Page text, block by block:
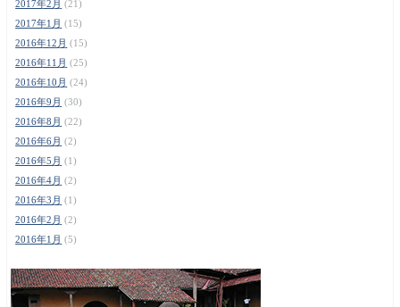
2017年2月 (21)
2017年1月 (15)
2016年12月 (15)
2016年11月 (25)
2016年10月 (24)
2016年9月 (30)
2016年8月 (22)
2016年6月 (2)
2016年5月 (1)
2016年4月 (2)
2016年3月 (1)
2016年2月 (2)
2016年1月 (5)